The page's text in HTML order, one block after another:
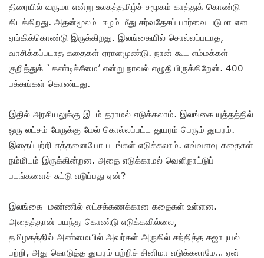
திரையில் வருமா என்று உலகத்தமிழ்ச் சமூகம் காத்துக் கொண்டு
கிடக்கிறது. அதன்மூலம் ஈழம் மீது சர்வதேசப் பார்வை படுமா என
ஏங்கிக்கொண்டு இருக்கிறது. இலங்கையில் சொல்லப்படாத,
வாசிக்கப்படாத கதைகள் ஏராளமுண்டு. நான் கூட எம்மக்கள்
குறித்துக் `கண்டிச்சீமை’ என்று நாவல் எழுதியிருக்கிறேன். 400
பக்கங்கள் கொண்டது.
இதில் அரசியலுக்கு இடம் தராமல் எடுக்கலாம். இலங்கை யுத்தத்தில்
ஒரு லட்சம் பேருக்கு மேல் கொல்லப்பட்ட துயரம் பெரும் துயரம்.
இதைப்பற்றி எத்தனையோ படங்கள் எடுக்கலாம். எவ்வளவு கதைகள்
நம்மிடம் இருக்கின்றன. அதை எடுக்காமல் வெளிநாட்டுப்
படங்களைச் சுட்டு எடுப்பது ஏன்?
இலங்கை மண்ணில் லட்சக்கணக்கான கதைகள் உள்ளன.
அதைத்தான் பயந்து கொண்டு எடுக்கவில்லை,
தமிழகத்தில் அண்மையில் அவர்கள் அருகில் சந்தித்த கஜாபுயல்
பற்றி, அது கொடுத்த துயரம் பற்றிச் சினிமா எடுக்கலாமே… ஏன்